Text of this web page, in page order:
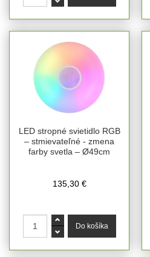
LED stropné svietidlo RGB
– stmievateľné - zmena
farby svetla – Ø49cm
135,30 €